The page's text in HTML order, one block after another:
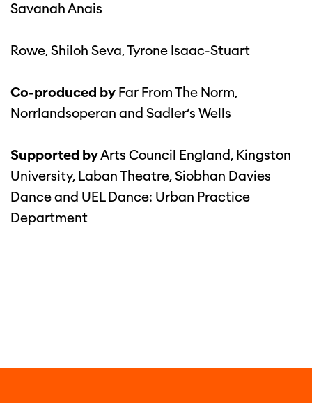
Savanah Anais
Rowe, Shiloh Seva, Tyrone Isaac-Stuart
Co-produced by Far From The Norm,
Norrlandsoperan and Sadler’s Wells
Supported byArts Council England, Kingston
University, Laban Theatre, Siobhan Davies
Dance and UEL Dance: Urban Practice
Department